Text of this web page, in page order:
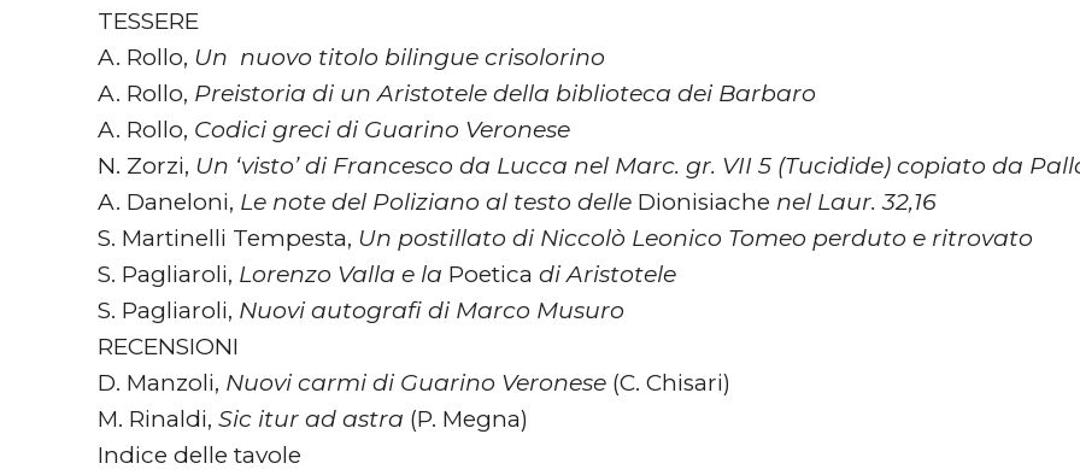
TESSERE
A. Rollo, Un nuovo titolo bilingue crisolorino
A. Rollo, Preistoria di un Aristotele della biblioteca dei Barbaro
A. Rollo, Codici greci di Guarino Veronese
N. Zorzi, Un ‘visto’ di Francesco da Lucca nel Marc. gr. VII 5 (Tucidide) copiato da
A. Daneloni, Le note del Poliziano al testo delleDionisiache nel Laur. 32,16
S. Martinelli Tempesta, Un postillato di Niccolò Leonico Tomeo perduto e ritrovato
S. Pagliaroli, Lorenzo Valla e la Poetica di Aristotele
S. Pagliaroli, Nuovi autografi di Marco Musuro
RECENSIONI
D. Manzoli, Nuovi carmi di Guarino Veronese (C. Chisari)
M. Rinaldi, Sic itur ad astra (P. Megna)
Indice delle tavole